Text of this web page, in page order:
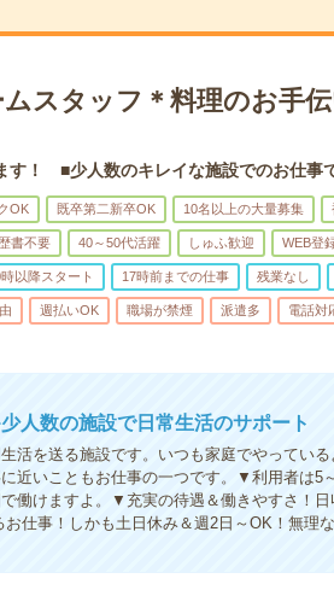
スタッフ＊料理のお手
！ ■少人数のキレイな施設でのお仕事
OK 既卒第二新卒OK 10名以上の大量募集
書不要 40～50代活躍 しゅふ歓迎 WEB登
以降スタート 17時前までの仕事 残業なし
週払いOK 職場が禁煙 派遣多 電話対
数の施設で日常生活のサポート
活を送る施設です。いつも家庭でやってい
近いこともお仕事の一つです。▼利用者は5
働けますよ。▼充実の待遇＆働きやすさ！
仕事！しかも土日休み＆週2日～OK！無理